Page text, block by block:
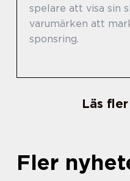
spelare att visa sin
varumärken att
sponsring.
Läs
Fler